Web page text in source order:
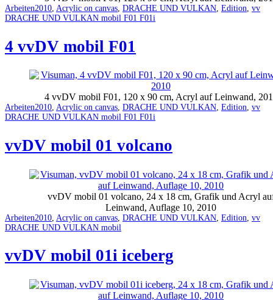
Categorized
as
ArbeitenTagged
2010, Acrylic on canvas, DRACHE UND VULKAN, Edition, vv
DRACHE UND VULKAN mobil F01 F01i
4 vvDV mobil F01
4 vvDV mobil F01, 120 x 90 cm, Acryl auf Leinwand,
Categorized
as
ArbeitenTagged
2010, Acrylic on canvas, DRACHE UND VULKAN, Edition, vv
DRACHE UND VULKAN mobil F01 F01i
vvDV mobil 01 volcano
vvDV mobil 01 volcano, 24 x 18 cm, Grafik und Acryl
Leinwand, Auflage 10, 2010
Categorized
as
ArbeitenTagged
2010 Acrylic on canvas DRACHE UND VULKAN Edition vv
DRACHE UND VULKAN mobil
vvDV mobil 01i iceberg